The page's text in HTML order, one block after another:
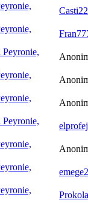
Casti22
Prokola